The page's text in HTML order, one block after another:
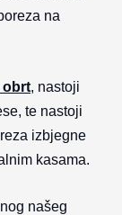
na
obrt, nastoji
te nastoji
izbjegne
kasama.
našeg